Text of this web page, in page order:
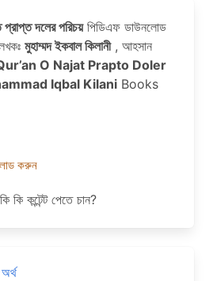
দলের পরিচয়পিডিএফ ডাউনলোড
মুহাম্মদ ইকবাল কিলানী, আহসান
O Najat Prapto Doler
Iqbal Kilani Books
করুন
কন্টেন্ট পেতে চান?